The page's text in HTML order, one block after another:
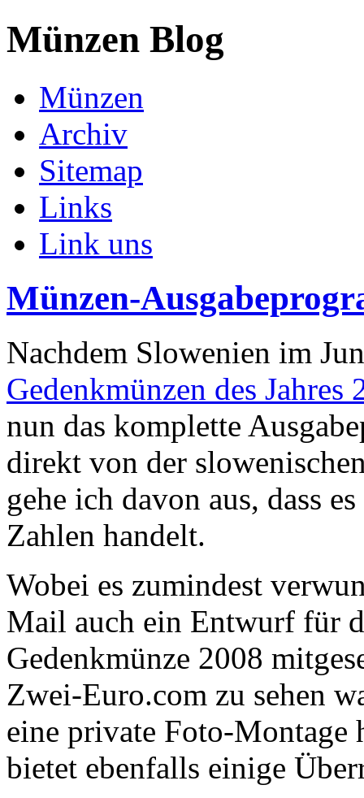
Münzen Blog
Münzen
Archiv
Sitemap
Links
Link uns
Münzen-
Nachdem Slowenien im
Gedenkmünzen des Jahres
nun das komplette
direkt von der
gehe ich davon aus, dass
Zahlen handelt.
Wobei es zumindest
Mail auch ein Entwurf für
Gedenkmünze 2008
Zwei-Euro.com zu sehen
eine private Foto-Montage
bietet ebenfalls einige